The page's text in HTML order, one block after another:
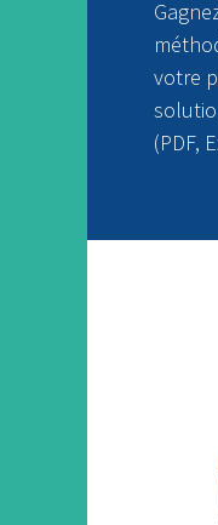
votre
(PDF,